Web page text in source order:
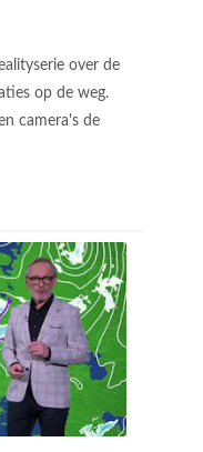
over de
op de weg.
camera's de